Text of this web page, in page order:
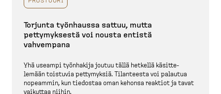
Torjunta työnhaussa sattuu, mutta
pettymyksestä voi nousta entistä
vahvempana
Yhä useampi työnhakija joutuu tällä hetkellä käsitte­
lemään toistuvia pettymyksiä. Tilanteesta voi palautua
nopeammin, kun tiedostaa oman kehonsa reaktiot ja tavat
vaikuttaa niihin.